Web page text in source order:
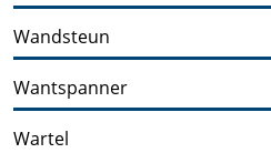
Wandsteun
Wantspanner
Wartel